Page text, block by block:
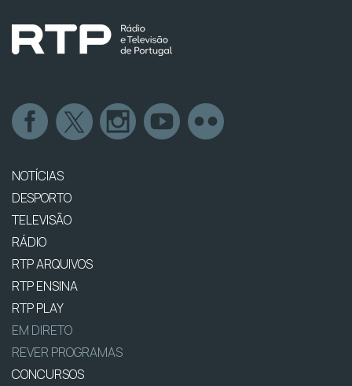
NOTÍCIAS
DESPORTO
TELEVISÃO
RÁDIO
RTP ARQUIVOS
RTP ENSINA
RTP PLAY
EM DIRETO
REVER PROGRAMAS
CONCURSOS